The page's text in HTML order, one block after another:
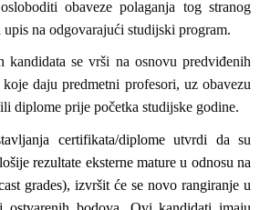
obaveze polaganja tog stranog
na odgovarajući studijski program.
kandidata se vrši na osnovu predviđenih
koje daju predmetni profesori, uz obavezu
diplome prije početka studijske godine.
certifikata/diplome utvrdi da su
rezultate eksterne mature u odnosu na
grades), izvršit će se novo rangiranje u